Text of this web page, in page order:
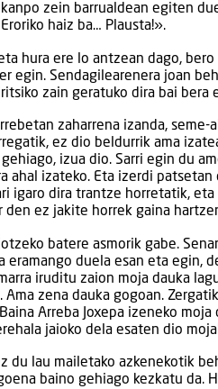
zein barrualdean egiten
haiz ba… Plausta!».
hura ere lo antzean dago, bero
egin. Sendagilearenera joan
zain geratuko dira bai bera
zaharrena izanda, seme-
ez dio beldurrik ama
izua dio. Sarri egin du
izateko. Eta izerdi patsetan
igaro dira trantze horretatik,
ez jakite horrek gaina
batere asmorik gabe.
duela esan eta egin,
iruditu zaion moja dauka
zena dauka gogoan.
Arreba Joxepa izeneko
jaioko dela esaten dio
lau mailetako azkenekotik
baino gehiago kezkatu da.